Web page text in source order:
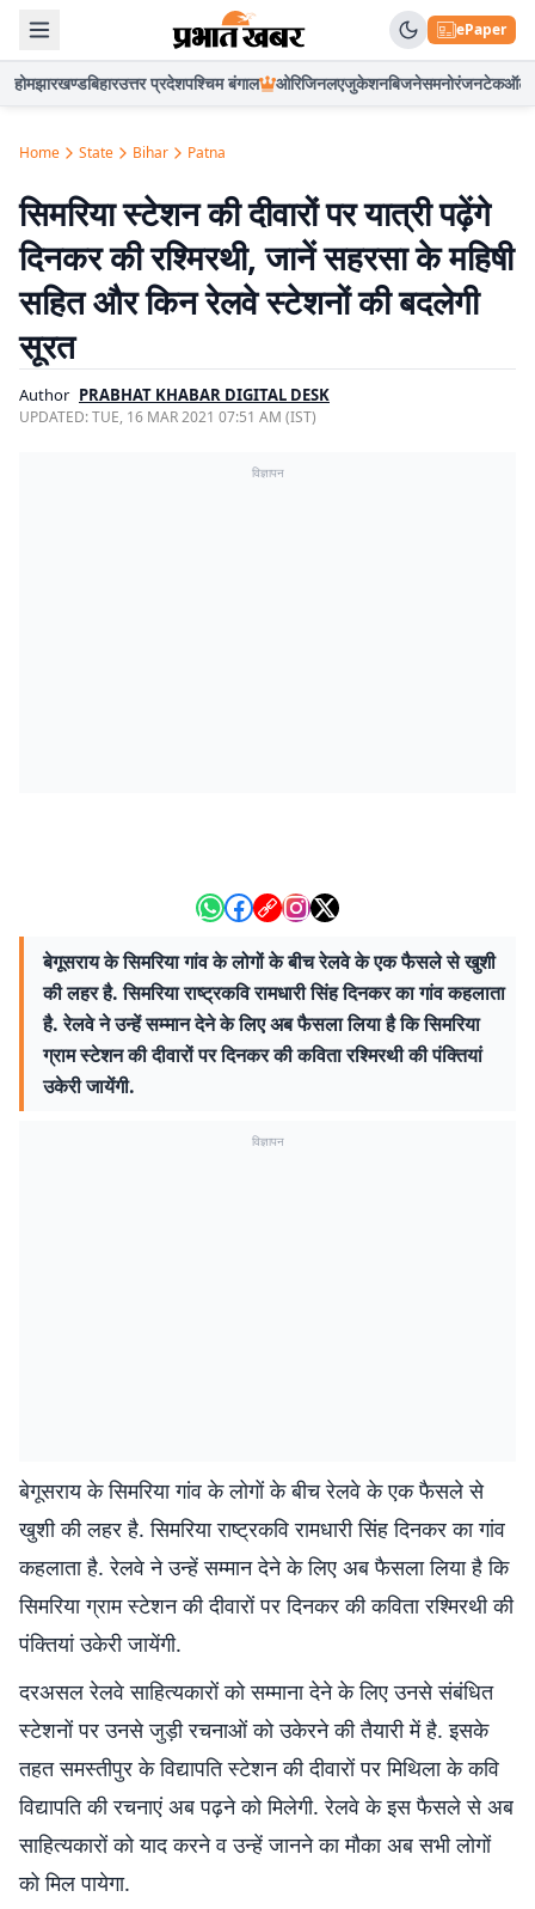
ePaper
होमझारखण्डबिहारउत्तर प्रदेशपश्चिम बंगाल ओरिजिनलएजुकेशनबिजनेसमनोरंजनटेकऑटो
Home State Bihar Patna
सिमरिया स्टेशन की दीवारों पर यात्री पढ़ेंगे
दिनकर की रश्मिरथी, जानें सहरसा के महिषी
सहित और किन रेलवे स्टेशनों की बदलेगी
सूरत
Author PRABHAT KHABAR DIGITAL DESK
UPDATED:TUE, 16 MAR 2021 07:51 AM (IST)
विज्ञापन
बेगूसराय के सिमरिया गांव के लोगों के बीच रेलवे के एक फैसले से खुशी
की लहर है. सिमरिया राष्ट्रकवि रामधारी सिंह दिनकर का गांव कहलाता
है. रेलवे ने उन्हें सम्मान देने के लिए अब फैसला लिया है कि सिमरिया
ग्राम स्टेशन की दीवारों पर दिनकर की कविता रश्मिरथी की पंक्तियां
उकेरी जायेंगी.
विज्ञापन
बेगूसराय के सिमरिया गांव के लोगों के बीच रेलवे के एक फैसले से
खुशी की लहर है. सिमरिया राष्ट्रकवि रामधारी सिंह दिनकर का गांव
कहलाता है. रेलवे ने उन्हें सम्मान देने के लिए अब फैसला लिया है कि
सिमरिया ग्राम स्टेशन की दीवारों पर दिनकर की कविता रश्मिरथी की
पंक्तियां उकेरी जायेंगी.
दरअसल रेलवे साहित्यकारों को सम्माना देने के लिए उनसे संबंधित
स्टेशनों पर उनसे जुड़ी रचनाओं को उकेरने की तैयारी में है. इसके
तहत समस्तीपुर के विद्यापति स्टेशन की दीवारों पर मिथिला के कवि
विद्यापति की रचनाएं अब पढ़ने को मिलेगी. रेलवे के इस फैसले से अब
साहित्यकारों को याद करने व उन्हें जानने का मौका अब सभी लोगों
को मिल पायेगा.